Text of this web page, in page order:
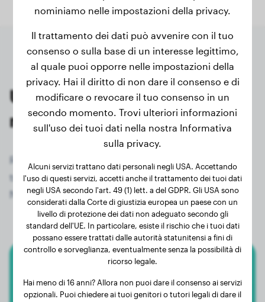
Ultime pesate dei proprietari
registrati di Barbone Nano
Registrati ora gratuitamente e ottieni accesso a
tutti i 1142 cani registrati della razza Barbone
Nano!
nominiamo nelle impostazioni della privacy.
Il trattamento dei dati può avvenire con il tuo
consenso o sulla base di un interesse legittimo,
al quale puoi opporre nelle impostazioni della
privacy. Hai il diritto di non dare il consenso e di
modificare o revocare il tuo consenso in un
secondo momento. Trovi ulteriori informazioni
sull'uso dei tuoi dati nella nostra Informativa
sulla privacy.
Alcuni servizi trattano dati personali negli USA. Accettando
l'uso di questi servizi, accetti anche il trattamento dei tuoi dati
negli USA secondo l'art. 49 (1) lett. a del GDPR. Gli USA sono
considerati dalla Corte di giustizia europea un paese con un
livello di protezione dei dati non adeguato secondo gli
standard dell'UE. In particolare, esiste il rischio che i tuoi dati
possano essere trattati dalle autorità statunitensi a fini di
controllo e sorveglianza, eventualmente senza la possibilità di
ricorso legale.
Hai meno di 16 anni? Allora non puoi dare il consenso ai servizi
opzionali. Puoi chiedere ai tuoi genitori o tutori legali di dare il